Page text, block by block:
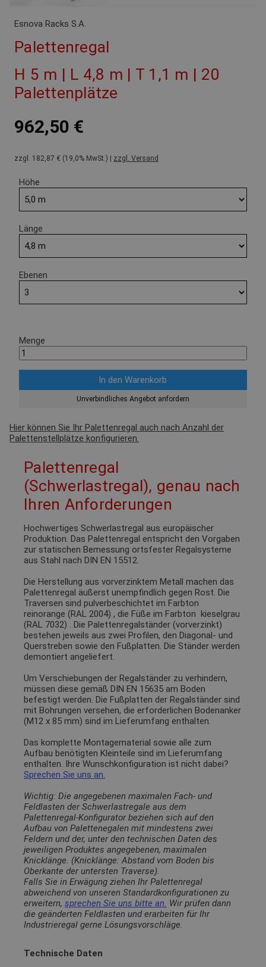
Esnova Racks S.A.
Palettenregal
H 5 m | L 4,8 m | T 1,1 m | 20
Palettenplätze
962,50 €
zzgl. 182,87 € (19,0% MwSt.) | zzgl. Versand
Höhe
Länge
Ebenen
Menge
Unverbindliches Angebot anfordern
Hier können Sie Ihr Palettenregal auch nach Anzahl der
Palettenstellplätze konfigurieren.
Palettenregal
(Schwerlastregal), genau nach
Ihren Anforderungen
Hochwertiges Schwerlastregal aus europäischer
Produktion. Das Palettenregal entspricht den Vorgaben
zur statischen Bemessung ortsfester Regalsysteme
aus Stahl nach DIN EN 15512.
Die Herstellung aus vorverzinktem Metall machen das
Palettenregal äußerst unempfindlich gegen Rost. Die
Traversen sind pulverbeschichtet im Farbton
reinorange (RAL 2004) , die Füße im Farbton
kieselgrau
(RAL 7032) . Die Palettenregalständer (vorverzinkt)
bestehen jeweils aus zwei Profilen, den Diagonal- und
Querstreben sowie den Fußplatten. Die Ständer werden
demontiert angeliefert.
Um Verschiebungen der Regalständer zu verhindern,
müssen diese gemäß DIN EN 15635 am Boden
befestigt werden. Die Fußplatten der Regalständer sind
mit Bohrungen versehen, die erforderlichen Bodenanker
(M12 x 85 mm) sind im Lieferumfang enthalten.
Das komplette Montagematerial sowie alle zum
Aufbau benötigten Kleinteile sind im Lieferumfang
enthalten. Ihre Wunschkonfiguration ist nicht dabei?
Sprechen Sie uns an.
Wichtig: Die angegebenen maximalen Fach- und
Feldlasten der Schwerlastregale aus dem
Palettenregal-Konfigurator beziehen sich auf den
Aufbau von Palettenegalen mit mindestens zwei
Feldern und der, unter den technischen Daten des
jeweiligen Produktes angegebenen, maximalen
Knicklänge. (Knicklänge: Abstand vom Boden bis
Oberkante der untersten Traverse).
Falls Sie in Erwägung ziehen Ihr Palettenregal
abweichend von unseren Standardkonfigurationen zu
erweitern, sprechen Sie uns bitte an. Wir prüfen dann
die geänderten Feldlasten und erarbeiten für Ihr
Industrieregal gerne Lösungsvorschläge.
Technische Daten